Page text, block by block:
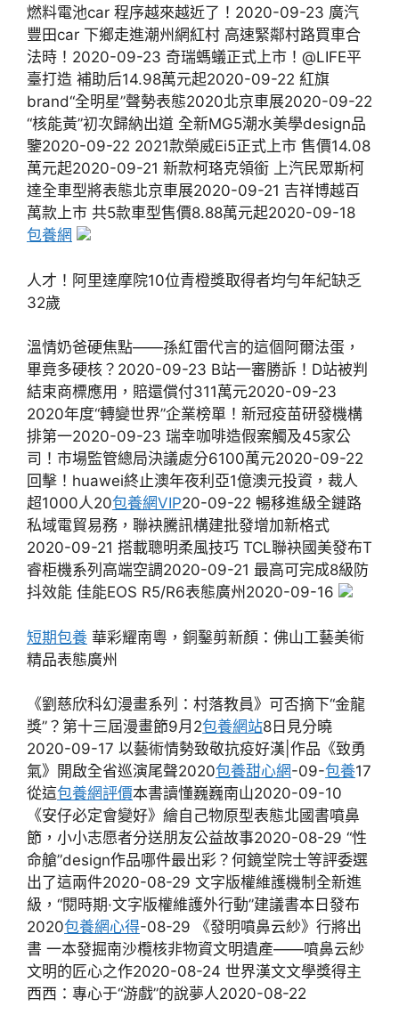
燃料電池car 程序越來越近了！2020-09-23 廣汽
豐田car 下鄉走進潮州網紅村 高速緊鄰村路買車合
法時！2020-09-23 奇瑞螞蟻正式上市！@LIFE平
臺打造 補助后14.98萬元起2020-09-22 紅旗
brand“全明星”聲勢表態2020北京車展2020-09-22
“核能黃”初次歸納出道 全新MG5潮水美學design品
鑒2020-09-22 2021款榮威Ei5正式上市 售價14.08
萬元起2020-09-21 新款柯珞克領銜 上汽民眾斯柯
達全車型將表態北京車展2020-09-21 吉祥博越百
萬款上市 共5款車型售價8.88萬元起2020-09-18
包養網
人才！阿里達摩院10位青橙獎取得者均勻年紀缺乏
32歲
溫情奶爸硬焦點——孫紅雷代言的這個阿爾法蛋，
畢竟多硬核？2020-09-23 B站一審勝訴！D站被判
結束商標應用，賠還償付311萬元2020-09-23
2020年度“轉變世界”企業榜單！新冠疫苗研發機構
排第一2020-09-23 瑞幸咖啡造假案觸及45家公
司！市場監管總局決議處分6100萬元2020-09-22
回擊！huawei終止澳年夜利亞1億澳元投資，裁人
超1000人20包養網VIP20-09-22 暢移進級全鏈路
私域電貿易務，聯袂騰訊構建批發增加新格式
2020-09-21 搭載聰明柔風技巧 TCL聯袂國美發布T
睿柜機系列高端空調2020-09-21 最高可完成8級防
抖效能 佳能EOS R5/R6表態廣州2020-09-16
短期包養 華彩耀南粵，銅鑿剪新顏：佛山工藝美術
精品表態廣州
《劉慈欣科幻漫畫系列：村落教員》可否摘下“金龍
獎”？第十三屆漫畫節9月2包養網站8日見分曉
2020-09-17 以藝術情勢致敬抗疫好漢|作品《致勇
氣》開啟全省巡演尾聲2020包養甜心網-09-包養17
從這包養網評價本書讀懂巍巍南山2020-09-10
《安仔必定會變好》繪自己物原型表態北國書噴鼻
節，小小志愿者分送朋友公益故事2020-08-29 “性
命艙”design作品哪件最出彩？何鏡堂院士等評委選
出了這兩件2020-08-29 文字版權維護機制全新進
級，“閱時期·文字版權維護外行動”建議書本日發布
2020包養網心得-08-29 《發明噴鼻云紗》行將出
書 一本發掘南沙欖核非物資文明遺產——噴鼻云紗
文明的匠心之作2020-08-24 世界漢文文學獎得主
西西：專心于“游戲”的說夢人2020-08-22